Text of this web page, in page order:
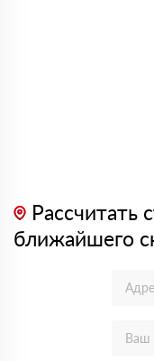
Рассчитать
ближайшего